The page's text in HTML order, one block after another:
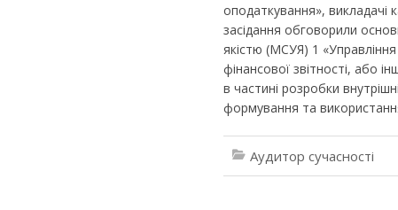
оподаткування», викладачі
засідання обговорили
якістю (МСУЯ) 1
фінансової звітності, або
в частині розробки
формування та
Аудитор сучасності